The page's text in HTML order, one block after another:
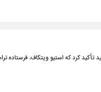
کرد که استیو ویتکاف، فرستاده